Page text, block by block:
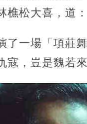
樵松大喜，道
了一場「項莊
，豈是魏若